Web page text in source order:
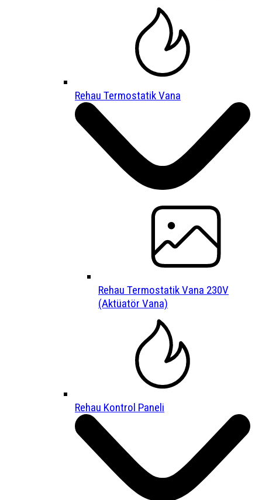
Rehau Termostatik Vana
Rehau Termostatik Vana 230V
(Aktüatör Vana)
Rehau Kontrol Paneli